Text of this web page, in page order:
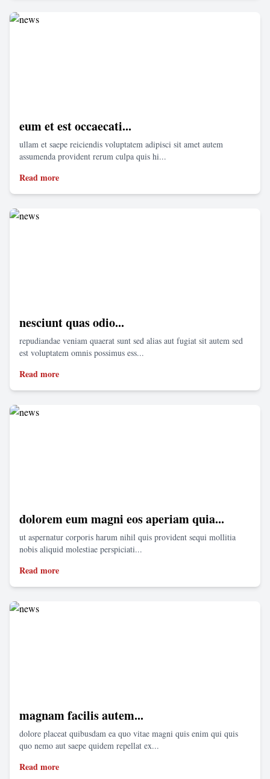
eum et est occaecati...
ullam et saepe reiciendis voluptatem adipisci sit amet autem
assumenda provident rerum culpa quis hi...
Read more
nesciunt quas odio...
repudiandae veniam quaerat sunt sed alias aut fugiat sit autem sed
est voluptatem omnis possimus ess...
Read more
dolorem eum magni eos aperiam quia...
ut aspernatur corporis harum nihil quis provident sequi mollitia
nobis aliquid molestiae perspiciati...
Read more
magnam facilis autem...
dolore placeat quibusdam ea quo vitae magni quis enim qui quis
quo nemo aut saepe quidem repellat ex...
Read more